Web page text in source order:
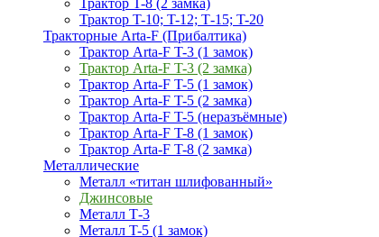
Трактор T-8 (2 замка)
Трактор T-10; T-12; Т-15; T-20
Тракторные Arta-F (Прибалтика)
Трактор Arta-F T-3 (1 замок)
Трактор Arta-F T-3 (2 замка)
Трактор Arta-F T-5 (1 замок)
Трактор Arta-F T-5 (2 замка)
Трактор Arta-F T-5 (неразъёмные)
Трактор Arta-F T-8 (1 замок)
Трактор Arta-F T-8 (2 замка)
Металлические
Металл «титан шлифованный»
Джинсовые
Металл Т-3
Металл T-5 (1 замок)